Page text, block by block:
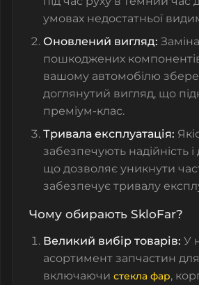
умовах недостатньої
Оновлений вигляд:
пошкоджених
вашому автомобілю
доглянутий вигляд, що
преміум-клас.
Тривала експлуатація:
забезпечують надійність і
що дозволяє уникнути
забезпечує тривалу
Чому обирають SkloFar?
Великий вибір товарів: У
асортимент запчастин
включаючи стекла фар,